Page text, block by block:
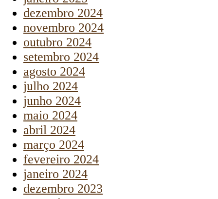
dezembro 2024
novembro 2024
outubro 2024
setembro 2024
agosto 2024
julho 2024
junho 2024
maio 2024
abril 2024
março 2024
fevereiro 2024
janeiro 2024
dezembro 2023